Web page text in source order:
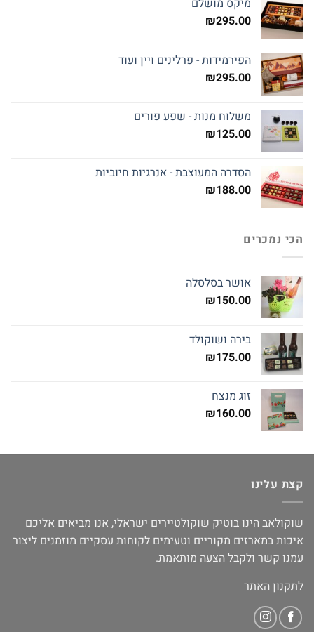
₪295.00
הפירמידות - פרלינים ויין ועוד
₪295.00
משלוח מנות - שפע פורים
₪125.00
הסדרה המעוצבת - אנרגיות חיוביות
₪188.00
הכי נמכרים
אושר בסלסלה
₪150.00
בירה ושוקולד
₪175.00
זוג מנצח
₪160.00
קצת עלינו
שוקולאב הינו בוטיק שוקולטיירים ישראלי, אנו מביאים אליכם
איכות במארזים מקוריים וטעימים לקוחות עסקיים מוזמנים ליצור
עמנו קשר ולקבל הצעה מותאמת.
לתקנון האתר